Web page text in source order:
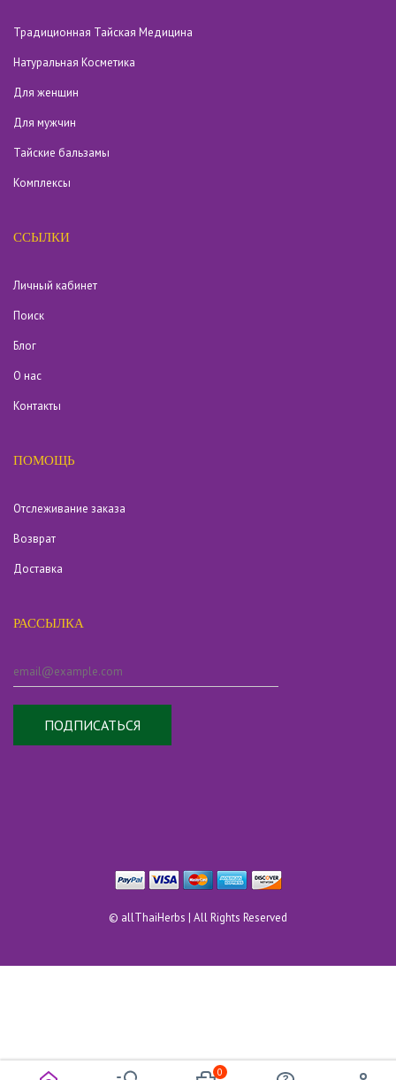
Традиционная Тайская Медицина
Натуральная Косметика
Для женщин
Для мужчин
Тайские бальзамы
Комплексы
ССЫЛКИ
Личный кабинет
Поиск
Блог
О нас
Контакты
ПОМОЩЬ
Отслеживание заказа
Возврат
Доставка
РАССЫЛКА
ПОДПИСАТЬСЯ
© allThaiHerbs | All Rights Reserved
0